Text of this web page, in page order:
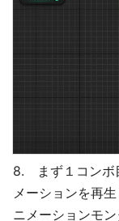
8. まず１コンボ
メーションを再
ニメーションモ